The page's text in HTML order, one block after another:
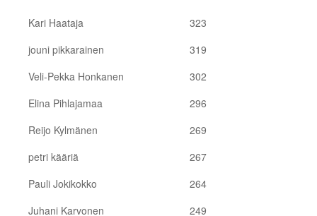
Kari Haataja
323
jouni pikkarainen
319
Veli-Pekka Honkanen
302
Elina Pihlajamaa
296
Reijo Kylmänen
269
petri kääriä
267
Pauli Jokikokko
264
Juhani Karvonen
249